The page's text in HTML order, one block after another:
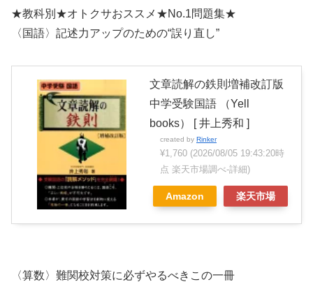
★教科別★オトクサおススメ★No.1問題集★
〈国語〉記述力アップのための“誤り直し”
文章読解の鉄則増補改訂版
中学受験国語 （Yell
books） [ 井上秀和 ]
created by Rinker
¥1,760 (2026/08/05 19:43:20時
点 楽天市場調べ-詳細)
Amazon 楽天市場
〈算数〉難関校対策に必ずやるべきこの一冊